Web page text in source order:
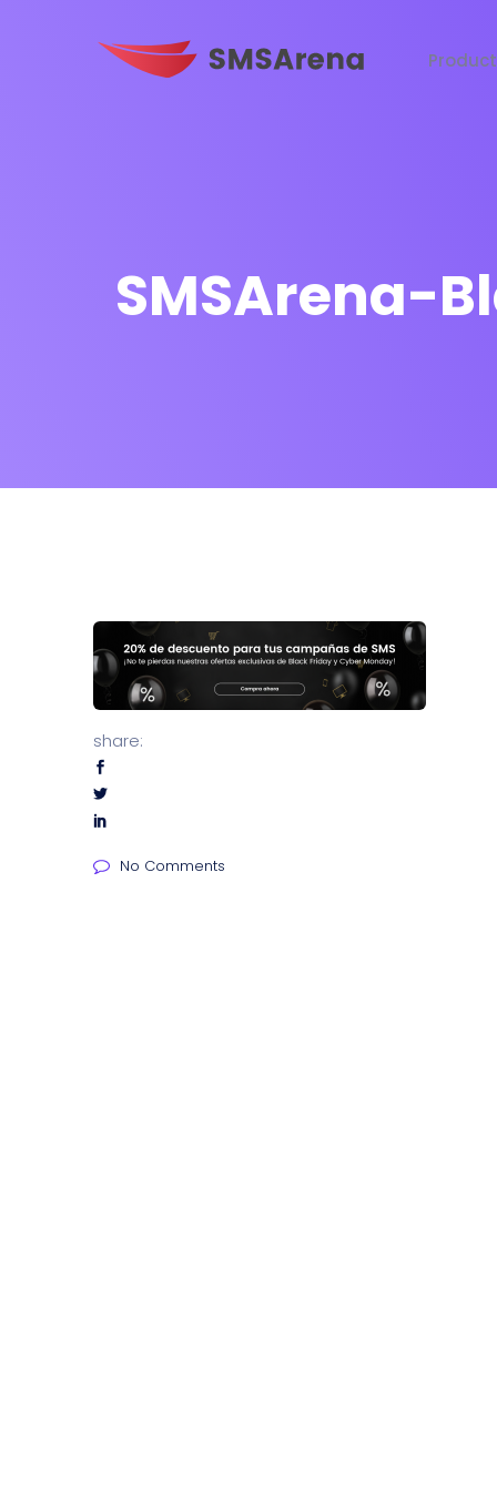
SMSArena-
share:
No Comments